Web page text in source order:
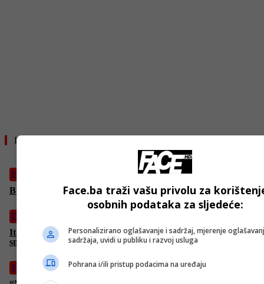
Pročitajte još
Fudbal
BOMBA u Bordo klubu: Na Koševo stiže Nermin Mujkić
Fudbal
Italijanska legenda o Džekinom transferu: “Odličan potez! Mi
smo ga htjeli po svaku cijenu!”
Fudbal
Face.ba traži vašu privolu za
osobnih podataka za sljedeće:
Personalizirano oglašavanje i sadržaj, mjerenje
sadržaja, uvidi u publiku i razvoj usluga
Pohrana i/ili pristup podacima na uređaju